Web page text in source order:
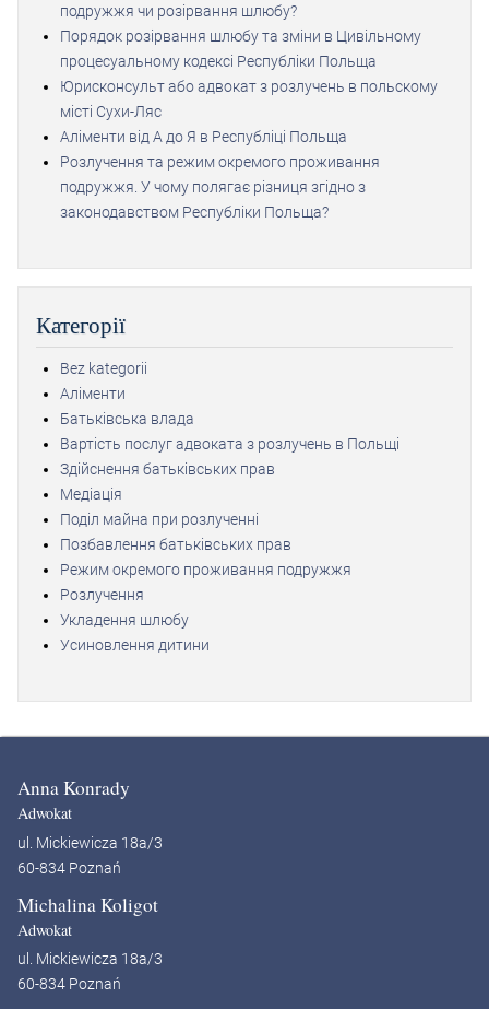
подружжя чи розірвання шлюбу?
Порядок розірвання шлюбу та зміни в Цивільному
процесуальному кодексі Республіки Польща
Юрисконсульт або адвокат з розлучень в польскому
місті Сухи-Ляс
Аліменти від А до Я в Республіці Польща
Розлучення та режим окремого проживання
подружжя. У чому полягає різниця згідно з
законодавством Республіки Польща?
Категорії
Bez kategorii
Аліменти
Батьківська влада
Вартість послуг адвоката з розлучень в Польщі
Здійснення батьківських прав
Медіація
Поділ майна при розлученні
Позбавлення батьківських прав
Режим окремого проживання подружжя
Розлучення
Укладення шлюбу
Усиновлення дитини
Anna Konrady
Adwokat
ul. Mickiewicza 18a/3
60-834 Poznań
Michalina Koligot
Adwokat
ul. Mickiewicza 18a/3
60-834 Poznań